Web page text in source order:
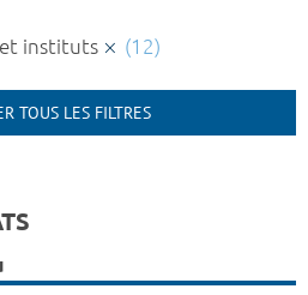
et instituts (12)
TOUS LES FILTRES